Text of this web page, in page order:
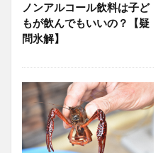
ノンアルコール飲料は子ど
もが飲んでもいいの？【疑
問氷解】